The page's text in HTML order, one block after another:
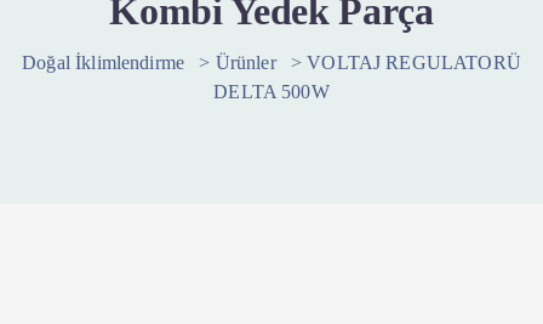
Kombi Yedek Parça
Doğal İklimlendirme > Ürünler >VOLTAJ REGULATORÜ
DELTA 500W